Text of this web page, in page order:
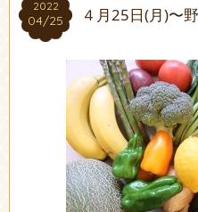
2022
04/25
2022
04/25 ４月25日(月)〜